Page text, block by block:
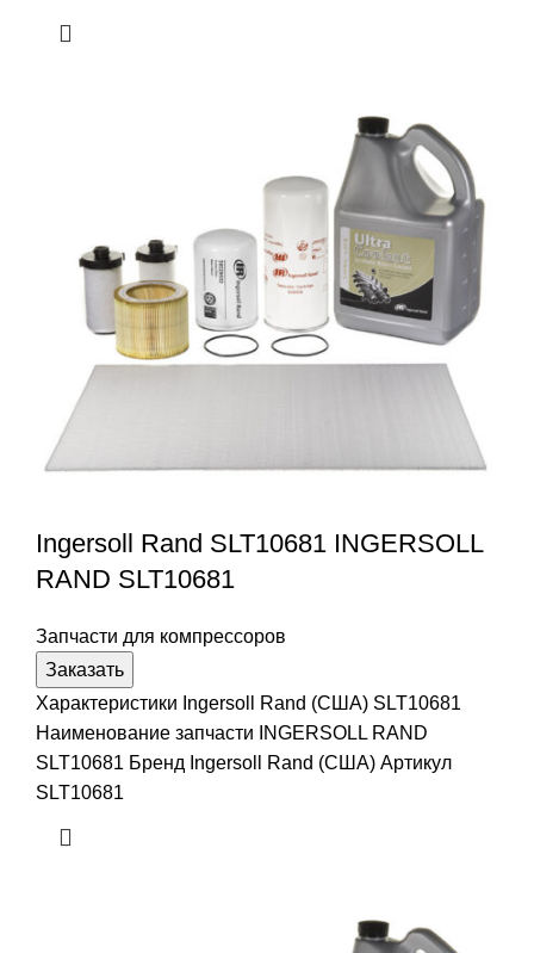
Ingersoll Rand SLT10681 INGERSOLL
RAND SLT10681
Запчасти для компрессоров
Заказать
Характеристики Ingersoll Rand (США) SLT10681
Наименование запчасти INGERSOLL RAND
SLT10681 Бренд Ingersoll Rand (США) Артикул
SLT10681